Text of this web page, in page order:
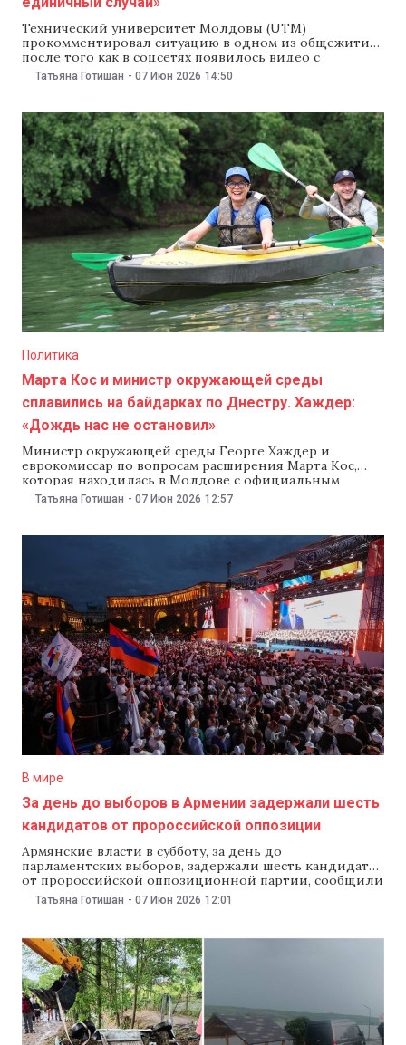
Технический университет Молдовы (UTM)
прокомментировал ситуацию в одном из общежитий,
после того как в соцсетях появилось видео с
тараканами в комнате. В вузе заявили, что речь идет
администрации университета сообщили, что сразу
отреагировали на публикации в интернете.
«Ситуация, показанная
Татьяна Готишан - 07 Июн 2026 14:50
Политика
Марта Кос и министр окружающей среды
сплавились на байдарках по Днестру. Хаждер:
«Дождь нас не остановил»
Министр окружающей среды Георге Хаждер и
еврокомиссар по вопросам расширения Марта Кос,
которая находилась в Молдове с официальным
визитом, сплавились на байдарках по Днестру 6 июня.
но они продолжили движение по реке. «Дождь и
Татьяна Готишан - 07 Июн 2026 12:57
В мире
За день до выборов в Армении задержали шесть
кандидатов от пророссийской оппозиции
Армянские власти в субботу, за день до
парламентских выборов, задержали шесть кандидатов
от пророссийской оппозиционной партии, сообщили
государственные СМИ. Причины задержаний не
возглавляет российско-армянский миллиардер
Самвел Карапетян. Он находится под домашним
арестом по обвинению в призывах к свержению
правительства, однако
Татьяна Готишан - 07 Июн 2026 12:01